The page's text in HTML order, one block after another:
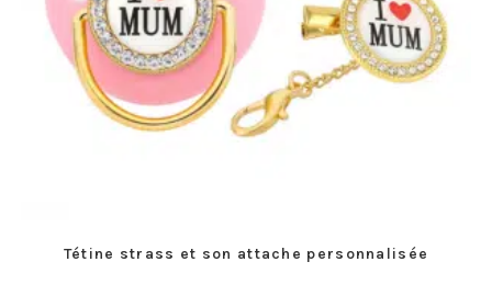
Tétine strass et son attache personnalisée